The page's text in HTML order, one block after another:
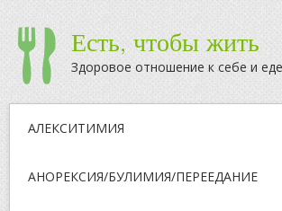
Есть, чтобы жить
Здоровое отношение к себе и еде
АЛЕКСИТИМИЯ
АНОРЕКСИЯ/БУЛИМИЯ/ПЕРЕЕДАНИЕ